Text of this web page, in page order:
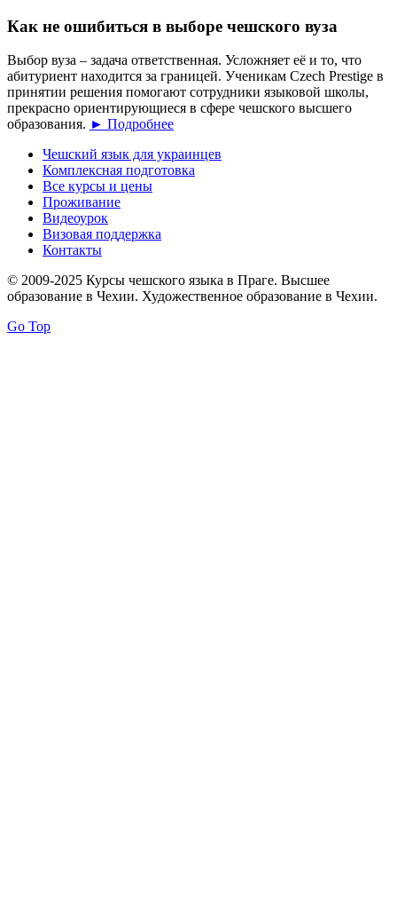
Как не ошибиться в выборе чешского вуза
Выбор вуза – задача ответственная. Усложняет её и то, что
абитуриент находится за границей. Ученикам Czech Prestige в
принятии решения помогают сотрудники языковой школы,
прекрасно ориентирующиеся в сфере чешского высшего
образования. ► Подробнее
Чешский язык для украинцев
Комплексная подготовка
Все курсы и цены
Проживание
Видеоурок
Визовая поддержка
Контакты
© 2009-2025 Курсы чешского языка в Праге. Высшее
образование в Чехии. Художественное образование в Чехии.
Go Top